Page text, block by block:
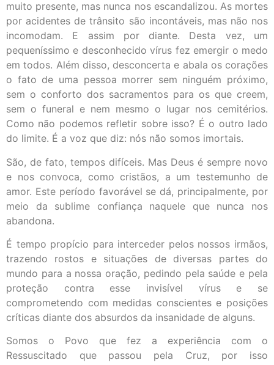
muito presente, mas nunca nos escandalizou. As mortes
por acidentes de trânsito são incontáveis, mas não nos
incomodam. E assim por diante. Desta vez, um
pequeníssimo e desconhecido vírus fez emergir o medo
em todos. Além disso, desconcerta e abala os corações
o fato de uma pessoa morrer sem ninguém próximo,
sem o conforto dos sacramentos para os que creem,
sem o funeral e nem mesmo o lugar nos cemitérios.
Como não podemos refletir sobre isso? É o outro lado
do limite. É a voz que diz: nós não somos imortais.
São, de fato, tempos difíceis. Mas Deus é sempre novo
e nos convoca, como cristãos, a um testemunho de
amor. Este período favorável se dá, principalmente, por
meio da sublime confiança naquele que nunca nos
abandona.
É tempo propício para interceder pelos nossos irmãos,
trazendo rostos e situações de diversas partes do
mundo para a nossa oração, pedindo pela saúde e pela
proteção contra esse invisível vírus e se
comprometendo com medidas conscientes e posições
críticas diante dos absurdos da insanidade de alguns.
Somos o Povo que fez a experiência com o
Ressuscitado que passou pela Cruz, por isso